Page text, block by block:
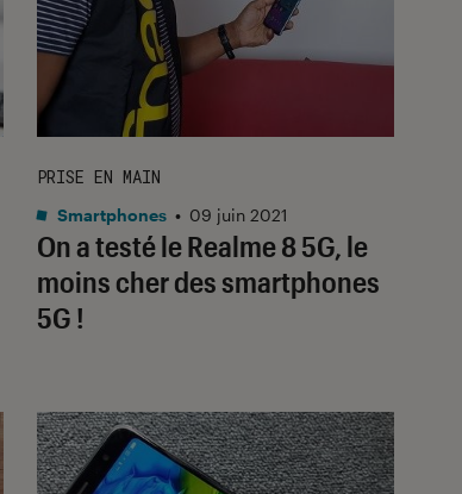
On a testé le Realme 8 5G, le
moins cher des smartphones
5G !
PRISE EN MAIN
Smartphones • 09 juin 2021